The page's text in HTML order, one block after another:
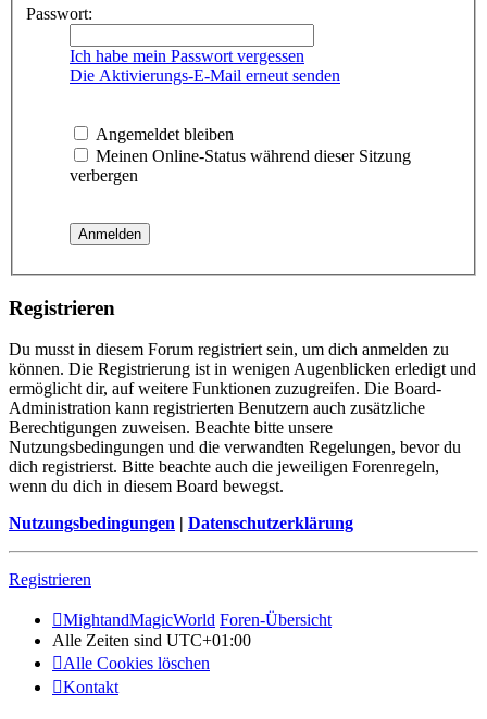
Passwort:
Ich habe mein Passwort vergessen
Die Aktivierungs-E-Mail erneut senden
Angemeldet bleiben
Meinen Online-Status während dieser Sitzung
verbergen
Registrieren
Du musst in diesem Forum registriert sein, um dich anmelden zu
können. Die Registrierung ist in wenigen Augenblicken erledigt und
ermöglicht dir, auf weitere Funktionen zuzugreifen. Die Board-
Administration kann registrierten Benutzern auch zusätzliche
Berechtigungen zuweisen. Beachte bitte unsere
Nutzungsbedingungen und die verwandten Regelungen, bevor du
dich registrierst. Bitte beachte auch die jeweiligen Forenregeln,
wenn du dich in diesem Board bewegst.
Nutzungsbedingungen | Datenschutzerklärung
Registrieren
MightandMagicWorld Foren-Übersicht
Alle Zeiten sind UTC+01:00
Alle Cookies löschen
Kontakt